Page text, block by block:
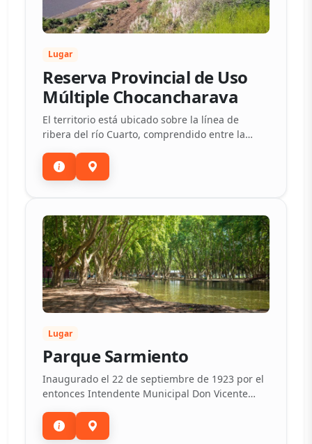
Lugar
Reserva Provincial de Uso
Múltiple Chocancharava
El territorio está ubicado sobre la línea de
ribera del río Cuarto, comprendido entre la
Espinal, emplazada en la Universidad Nacional
de Río Cuarto, hasta el puente Antártida
Lugar
Parque Sarmiento
Inaugurado el 22 de septiembre de 1923 por el
entonces Intendente Municipal Don Vicente